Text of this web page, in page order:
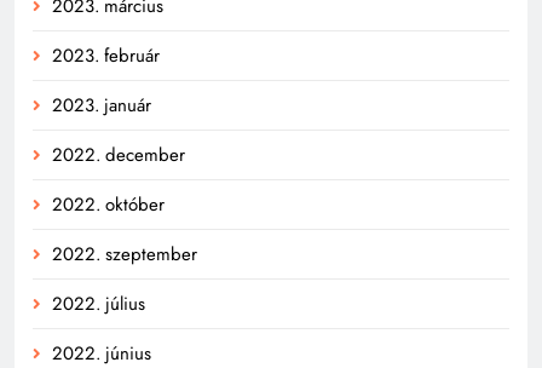
2023. március
2023. február
2023. január
2022. december
2022. október
2022. szeptember
2022. július
2022. június